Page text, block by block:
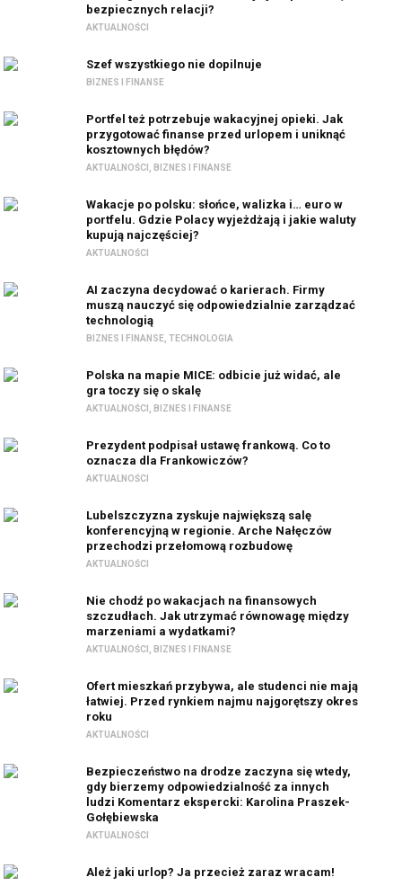
bezpiecznych relacji?
AKTUALNOŚCI
Szef wszystkiego nie dopilnuje
BIZNES I FINANSE
Portfel też potrzebuje wakacyjnej opieki. Jak
przygotować finanse przed urlopem i uniknąć
kosztownych błędów?
AKTUALNOŚCI BIZNES I FINANSE
Wakacje po polsku: słońce, walizka i… euro w
portfelu. Gdzie Polacy wyjeżdżają i jakie waluty
kupują najczęściej?
AKTUALNOŚCI
AI zaczyna decydować o karierach. Firmy
muszą nauczyć się odpowiedzialnie zarządzać
technologią
BIZNES I FINANSE ,TECHNOLOGIA
Polska na mapie MICE: odbicie już widać, ale
gra toczy się o skalę
AKTUALNOŚCI BIZNES I FINANSE
Prezydent podpisał ustawę frankową. Co to
oznacza dla Frankowiczów?
AKTUALNOŚCI
Lubelszczyzna zyskuje największą salę
konferencyjną w regionie. Arche Nałęczów
przechodzi przełomową rozbudowę
AKTUALNOŚCI
Nie chodź po wakacjach na finansowych
szczudłach. Jak utrzymać równowagę między
marzeniami a wydatkami?
AKTUALNOŚCI BIZNES I FINANSE
Ofert mieszkań przybywa, ale studenci nie mają
łatwiej. Przed rynkiem najmu najgorętszy okres
roku
AKTUALNOŚCI
Bezpieczeństwo na drodze zaczyna się wtedy,
gdy bierzemy odpowiedzialność za innych
ludzi Komentarz ekspercki: Karolina Praszek-
Gołębiewska
AKTUALNOŚCI
Ależ jaki urlop? Ja przecież zaraz wracam!